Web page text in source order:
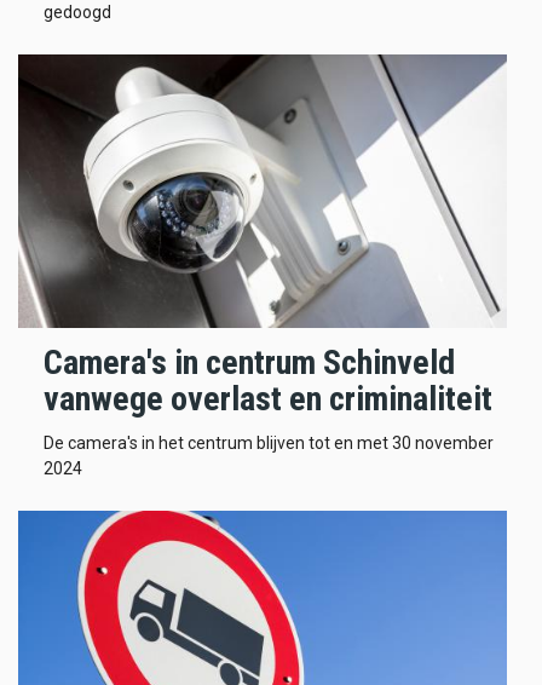
gedoogd
Camera's in centrum Schinveld
vanwege overlast en criminaliteit
De camera's in het centrum blijven tot en met 30 november
2024